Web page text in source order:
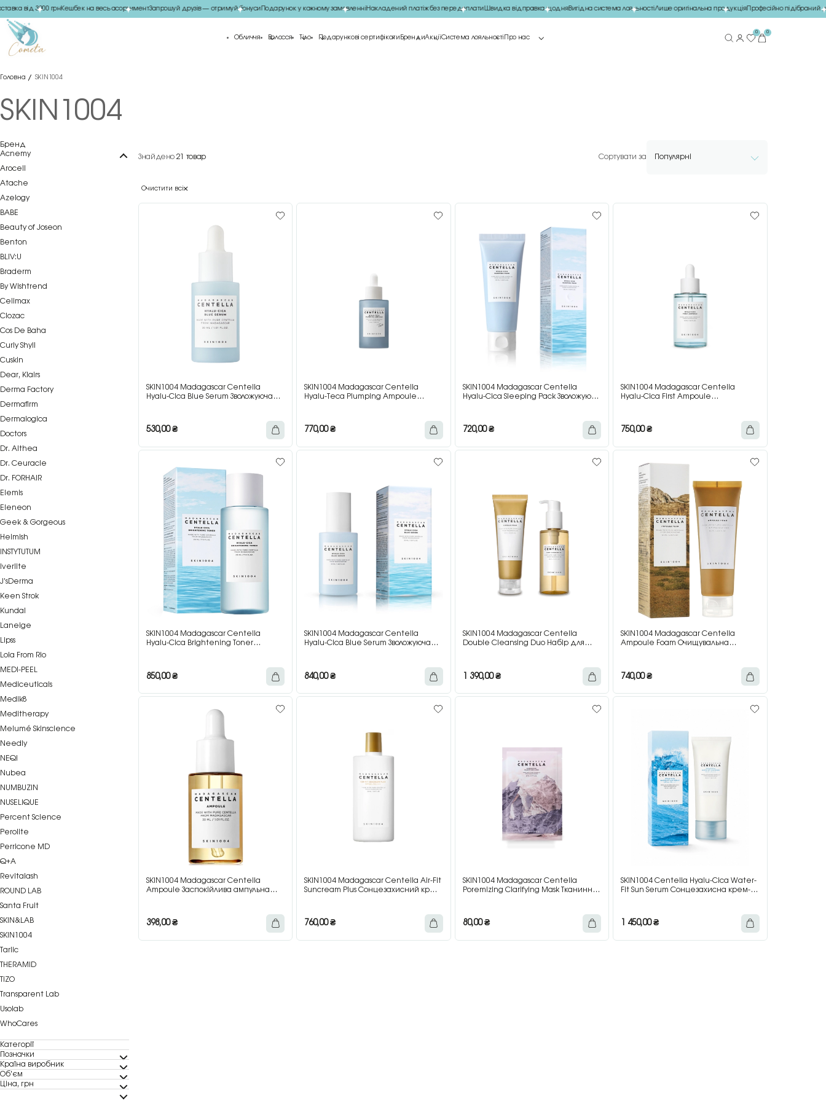
від 3000 грнКешбек на весь асортиментЗапрошуй друзів — отримуй бонусиПодарунок у кожному замовленніНакладений платіж без передоплатиШвидка відправка щодняВигідна система лояльностіЛише оригінальна продукціяПрофесійно підібраний
Обличчя Волосся Тіло Подарункові сертифікати БрендиАкціїСистема лояльності Про нас
0 0
Головна SKIN1004
SKIN1004
Бренд
Acnemy
Arocell
Atache
Azelogy
BABE
Beauty of Joseon
Benton
BLIV:U
Braderm
By Wishtrend
Celimax
Clozac
Cos De Baha
Curly Shyll
Cuskin
Dear, Klairs
Derma Factory
Dermafirm
Dermalogica
Doctors
Dr. Althea
Dr. Ceuracle
Dr. FORHAIR
Elemis
Eleneon
Geek & Gorgeous
Heimish
INSTYTUTUM
Iverlite
J’sDerma
Keen Strok
Kundal
Laneige
Lipss
Lola From Rio
MEDI-PEEL
Mediceuticals
Medik8
Meditherapy
Melumé Skinscience
Needly
NEQI
Nubea
NUMBUZIN
NUSELIQUE
Percent Science
Perolite
Perricone MD
Q+A
Revitalash
ROUND LAB
Santa Fruit
SKIN&LAB
SKIN1004
Tarlic
THERAMID
TiZO
Transparent Lab
Usolab
WhoCares
Категорії
Позначки
Країна виробник
Об'єм
Ціна, грн
Знайдено 21 товар Сортувати за Популярні
Очистити всі
SKIN1004 Madagascar Centella
Hyalu-Cica Blue Serum Зволожуюча
530,00₴
SKIN1004 Madagascar Centella
Hyalu-Teca Plumping Ampoule
50 мл
770,00₴
SKIN1004 Madagascar Centella
Hyalu-Cica Sleeping Pack Зволожуюча
720,00₴
SKIN1004 Madagascar Centella
Hyalu-Cica First Ampoule
гіалуронової кислоти, 50 мл
750,00₴
SKIN1004 Madagascar Centella
Hyalu-Cica Brightening Toner
850,00₴
SKIN1004 Madagascar Centella
Hyalu-Cica Blue Serum Зволожуюча
кислоти, 50 мл
840,00₴
SKIN1004 Madagascar Centella
Double Cleansing Duo Набір для
1 390,00₴
SKIN1004 Madagascar Centella
Ampoule Foam Очищувальна
740,00₴
SKIN1004 Madagascar Centella
Ampoule Заспокійлива ампульна
398,00₴
SKIN1004 Madagascar Centella Air-Fit
Suncream Plus Сонцезахисний крем
760,00₴
SKIN1004 Madagascar Centella
Poremizing Clarifying Mask Тканинна
80,00₴
SKIN1004 Centella Hyalu-Cica Water-
Fit Sun Serum Сонцезахисна крем-
1 450,00₴